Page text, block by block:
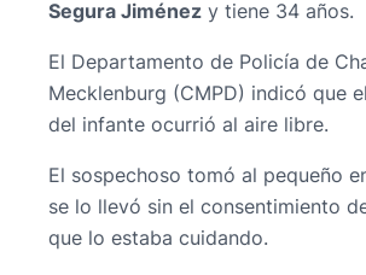
Segura Jiménez y tiene 34 años.
El Departamento de Policía de
Mecklenburg (CMPD) indicó que
del infante ocurrió al aire libre.
El sospechoso tomó al pequeño
se lo llevó sin el consentimiento
que lo estaba cuidando.